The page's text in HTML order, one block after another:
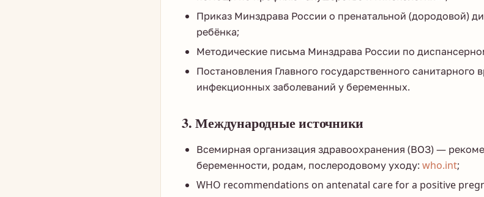
Приказ Минздрава России о пренатальной (дородовой)
ребёнка;
Методические письма Минздрава России по
Постановления Главного государственного
инфекционных заболеваний у беременных.
3. Международные источники
Всемирная организация здравоохранения (ВОЗ) —
беременности, родам, послеродовому уходу: who.int;
WHO recommendations on antenatal care for a positive